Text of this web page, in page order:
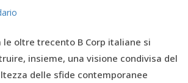
le oltre trecento B Corp italiane si
insieme, una visione condivisa del
delle sfide contemporanee